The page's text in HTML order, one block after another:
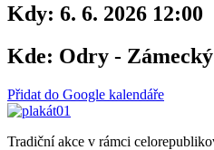
Kdy: 6. 6. 2026 12:00
Kde: Odry -
Přidat do Google kalendáře
Tradiční akce v rámci